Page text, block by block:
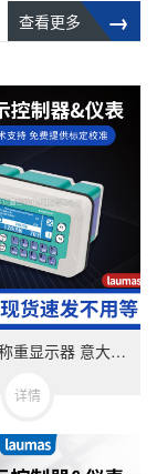
→
查看更多
WDESK-G称重显示器 意大利LAUMAS 称重和配料
详情